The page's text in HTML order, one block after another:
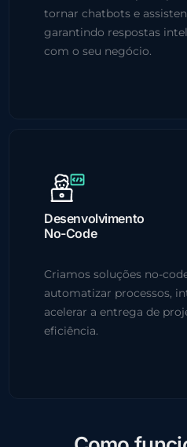
tornar chatbots e
garantindo respostas
com o seu negócio.
Desenvolvimento
No-Code
Criamos soluções no-
automatizar processos,
acelerar a entrega de
eficiência.